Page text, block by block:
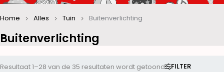
Buitenverlichting
Home Alles Tuin Buitenverlichting
FILTER
Resultaat 1–28 van de 35 resultaten wordt getoond